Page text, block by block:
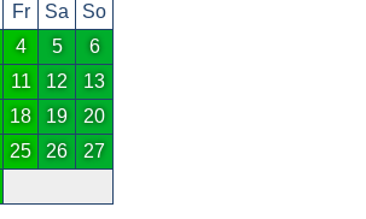
Fr Sa
So
4 5
6
11 12
13
18 19
20
25 26
27